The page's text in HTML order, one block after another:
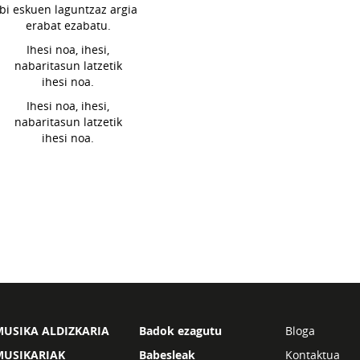
eskuen laguntzaz argia
erabat ezabatu.
Ihesi noa, ihesi,
nabaritasun latzetik
ihesi noa.
Ihesi noa, ihesi,
nabaritasun latzetik
ihesi noa.
ALDIZKARIA
Badok ezagutu
Babesleak
Bloga
Kontaktua